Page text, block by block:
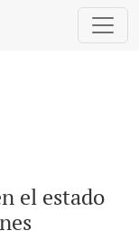
Veracruz y sus
el estado